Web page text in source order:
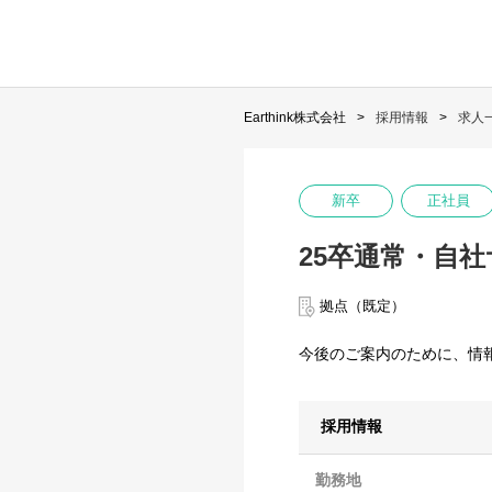
Earthink株式会社 採用情報 求人
新卒 正社員
25卒通常・自
拠点（既定）
今後のご案内のために、情
採用情報
勤務地